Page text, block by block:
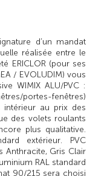
d’un mandat
réalisée entre le
ERICLOR (pour ses
/ EVOLUDIM) vous
WIMIX ALU/PVC :
portes-fenêtres)
intérieur au prix des
des volets roulants
plus qualitative.
extérieur. PVC
Anthracite, Gris Clair
RAL standard
90/215 sera choisi